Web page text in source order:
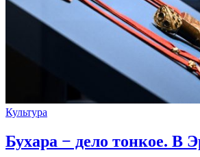
Культура
Бухара − дело тонкое. В